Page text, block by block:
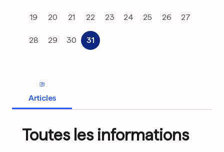
19 20 21 22 23 24 25 26 27
28 29 30 31
Articles
Toutes les informations